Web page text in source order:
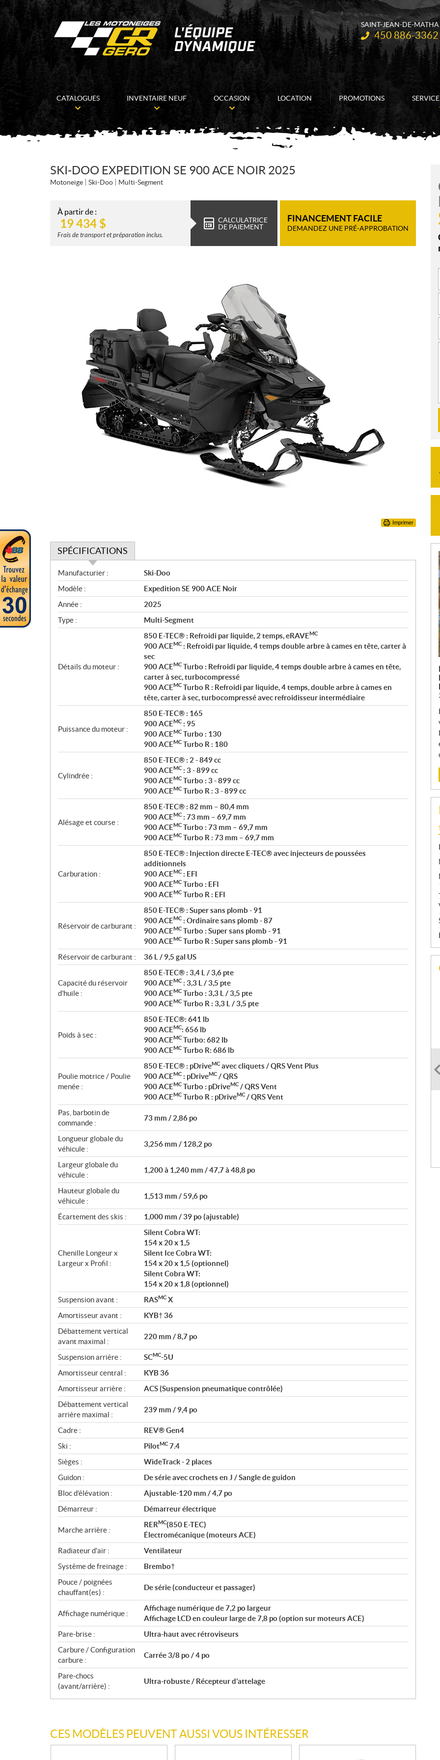
SAINT-JEAN-DE-MATHA
Téléphone :
450 886-3362
CATALOGUES INVENTAIRE NEUF OCCASION LOCATION PROMOTIONS
SKI-DOO EXPEDITION SE 900 ACE NOIR 2025
Motoneige Ski-Doo Multi-Segment
À partir de :
19 434 $
Frais de transport et préparation inclus.
CALCULATRICE
DE PAIEMENT
FINANCEMENT FACILE
DEMANDEZ UNE PRÉ-APPROBATION
Imprimer
SPÉCIFICATIONS
S
p
é
c
i
f
t
n
Manufacturier :
Ski-Doo
Modèle :
Expedition SE 900 ACE Noir
Année :
2025
Type :
Multi-Segment
Détails du moteur :
850 E-TEC® : Refroidi par liquide, 2 temps, eRAVEMC
900 ACEMC : Refroidi par liquide, 4 temps double arbre à cames en tête, carter à
sec
900 ACEMC Turbo : Refroidi par liquide, 4 temps double arbre à cames en tête,
carter à sec, turbocompressé
900 ACEMC Turbo R : Refroidi par liquide, 4 temps, double arbre à cames en
tête, carter à sec, turbocompressé avec refroidisseur intermédiaire
Puissance du moteur :
850 E-TEC® : 165
900 ACEMC : 95
900 ACEMC Turbo : 130
900 ACEMC Turbo R : 180
Cylindrée :
850 E-TEC® : 2 - 849 cc
900 ACEMC : 3 - 899 cc
900 ACEMC Turbo : 3 - 899 cc
900 ACEMC Turbo R : 3 - 899 cc
Alésage et course :
850 E-TEC® : 82 mm – 80,4 mm
900 ACEMC : 73 mm – 69,7 mm
900 ACEMC Turbo : 73 mm – 69,7 mm
900 ACEMC Turbo R : 73 mm – 69,7 mm
Carburation :
850 E-TEC® : Injection directe E-TEC® avec injecteurs de poussées
additionnels
900 ACEMC : EFI
900 ACEMC Turbo : EFI
900 ACEMC Turbo R : EFI
Réservoir de carburant :
850 E-TEC® : Super sans plomb - 91
900 ACEMC : Ordinaire sans plomb - 87
900 ACEMC Turbo : Super sans plomb - 91
900 ACEMC Turbo R : Super sans plomb - 91
Réservoir de carburant :
36 L / 9,5 gal US
Capacité du réservoir
d'huile :
850 E-TEC® : 3,4 L / 3,6 pte
900 ACEMC : 3,3 L / 3,5 pte
900 ACEMC Turbo : 3,3 L / 3,5 pte
900 ACEMC Turbo R : 3,3 L / 3,5 pte
Poids à sec :
850 E-TEC®: 641 lb
900 ACEMC: 656 lb
900 ACEMC Turbo: 682 lb
900 ACEMC Turbo R: 686 lb
Poulie motrice / Poulie
menée :
850 E-TEC® : pDriveMC avec cliquets / QRS Vent Plus
900 ACEMC : pDriveMC / QRS
900 ACEMC Turbo : pDriveMC / QRS Vent
900 ACEMC Turbo R : pDriveMC / QRS Vent
Pas, barbotin de
commande :
73 mm / 2,86 po
Longueur globale du
véhicule :
3,256 mm / 128,2 po
Largeur globale du
véhicule :
1,200 à 1,240 mm / 47,7 à 48,8 po
Hauteur globale du
véhicule :
1,513 mm / 59,6 po
Écartement des skis : 1,000 mm / 39 po (ajustable)
Chenille Longeur x
Largeur x Profil :
Silent Cobra WT:
154 x 20 x 1,5
Silent Ice Cobra WT:
154 x 20 x 1,5 (optionnel)
Silent Cobra WT:
154 x 20 x 1,8 (optionnel)
Suspension avant :
RASMC X
Amortisseur avant :
KYB† 36
Débattement vertical
avant maximal :
220 mm / 8,7 po
Suspension arrière : SCMC-5U
Amortisseur central :
KYB 36
Amortisseur arrière :
ACS (Suspension pneumatique contrôlée)
Débattement vertical
arrière maximal :
239 mm / 9,4 po
Cadre :
REV® Gen4
Ski :
PilotMC 7.4
Sièges :
WideTrack - 2 places
Guidon :
De série avec crochets en J / Sangle de guidon
Bloc d’élévation :
Ajustable-120 mm / 4,7 po
Démarreur :
Démarreur électrique
Marche arrière :
RERMC(850 E-TEC)
Électromécanique (moteurs ACE)
Radiateur d'air :
Ventilateur
Système de freinage :
Brembo†
Pouce / poignées
chauffant(es) :
De série (conducteur et passager)
Affichage numérique :
Affichage numérique de 7,2 po largeur
Affichage LCD en couleur large de 7,8 po (option sur moteurs ACE)
Pare-brise :
Ultra-haut avec rétroviseurs
Carbure / Configuration
carbure :
Carrée 3/8 po / 4 po
Pare-chocs
(avant/arrière) :
Ultra-robuste / Récepteur d’attelage
CES MODÈLES PEUVENT AUSSI VOUS INTÉRESSER